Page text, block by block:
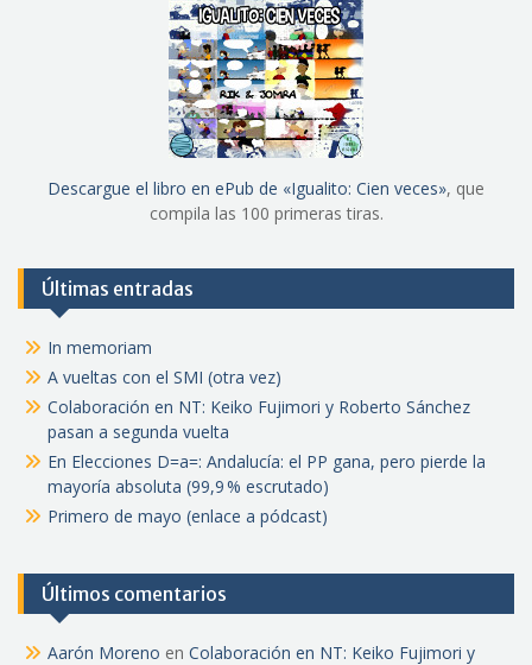
Descargue el libro en ePub de «Igualito: Cien veces», que
compila las 100 primeras tiras.
Últimas entradas
In memoriam
A vueltas con el SMI (otra vez)
Colaboración en NT: Keiko Fujimori y Roberto Sánchez
pasan a segunda vuelta
En Elecciones D=a=: Andalucía: el PP gana, pero pierde la
mayoría absoluta (99,9 % escrutado)
Primero de mayo (enlace a pódcast)
Últimos comentarios
Aarón Moreno en Colaboración en NT: Keiko Fujimori y